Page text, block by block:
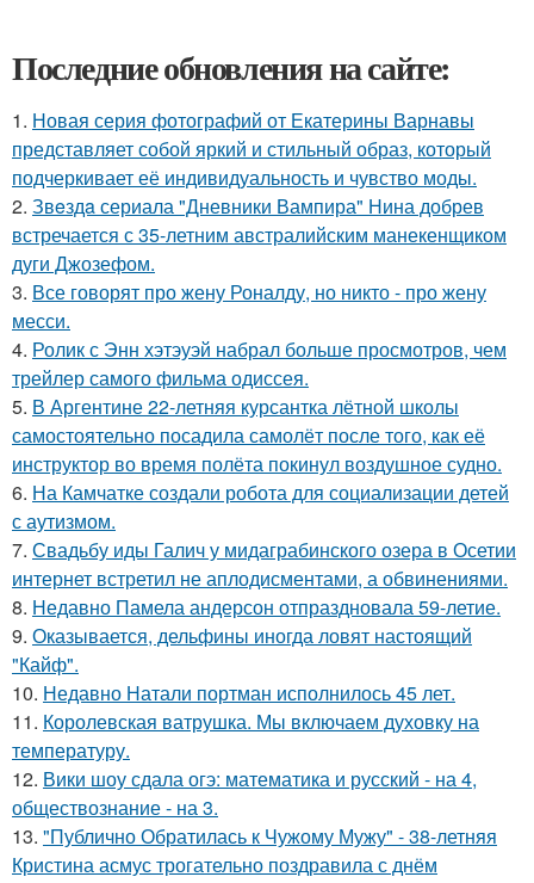
Последние обновления на сайте:
1. Новая серия фотографий от Екатерины Варнавы
представляет собой яркий и стильный образ, который
подчеркивает её индивидуальность и чувство моды.
2. Звeздa сериала "Дневники Вампира" Нина добрев
встречается с 35-летним австралийским манекенщиком
дуги Джозефом.
3. Все говорят про жену Роналду, но никто - про жену
месси.
4. Ролик с Энн хэтэуэй набрал больше просмотров, чем
трейлер самого фильма одиссея.
5. В Аргентине 22-летняя курсантка лётной школы
самостоятельно посадила самолёт после того, как её
инструктор во время полёта покинул воздушное судно.
6. На Камчатке создали робота для социализации детей
с аутизмом.
7. Свадьбу иды Галич у мидаграбинского озера в Осетии
интернет встретил не аплодисментами, а обвинениями.
8. Недавно Памела андерсон отпраздновала 59-летие.
9. Оказывается, дельфины иногда ловят настоящий
"Кайф".
10. Недавно Натали портман исполнилось 45 лет.
11. Королевская ватрушка. Мы включаем духовку на
температуру.
12. Вики шоу сдала огэ: математика и русский - на 4,
обществознание - на 3.
13. "Публично Обратилась к Чужому Мужу" - 38-летняя
Кристина асмус трогательно поздравила с днём